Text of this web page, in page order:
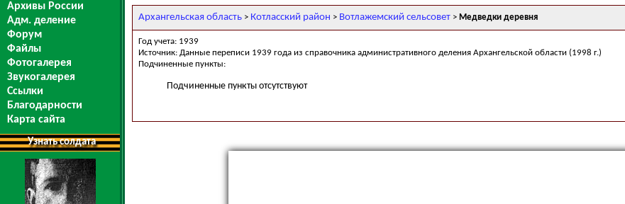
Архивы России
Адм. деление
Форум
Файлы
Фотогалерея
Звукогалерея
Ссылки
Благодарности
Карта сайта
Узнать солдата
Архангельская область > Котласский район > Вотлажемский сельсовет > Медведки деревня
Год учета: 1939
Источник: Данные переписи 1939 года из справочника административного деления Архангельской области (1998 г.)
Подчиненные пункты:
Подчиненные пункты отсутствуют